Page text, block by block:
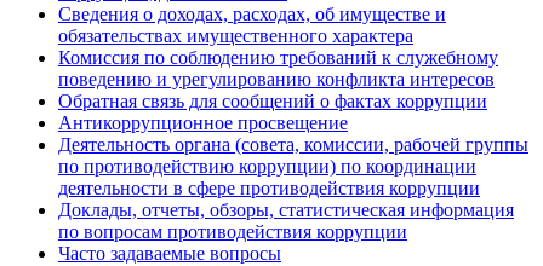
Сведения о доходах, расходах, об имуществе и
обязательствах имущественного характера
Комиссия по соблюдению требований к служебному
поведению и урегулированию конфликта интересов
Обратная связь для сообщений о фактах коррупции
Антикоррупционное просвещение
Деятельность органа (совета, комиссии, рабочей группы
по противодействию коррупции) по координации
деятельности в сфере противодействия коррупции
Доклады, отчеты, обзоры, статистическая информация
по вопросам противодействия коррупции
Часто задаваемые вопросы